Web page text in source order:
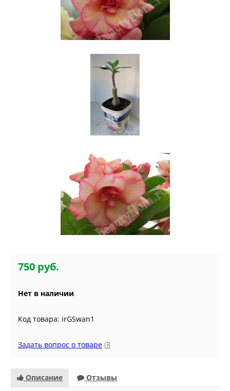
750 руб.
Нет в наличии
Код товара: irGSwan1
Задать вопрос о товаре
Описание Отзывы